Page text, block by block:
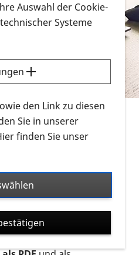
verschiedenen
nach Infonmaterial
bzw. herunterladen
dieErklärvideos zum
PRO RETINA-Website
Menschen an.
sämtliches Infomaterial
um ausschließlich
Audios oder Videos zu
und Broschüren werden in
zur
als gedruckte Variante
Auswahl der Cookie-
Systeme
den Link zu diesen
Sie in unserer
finden Sie unser